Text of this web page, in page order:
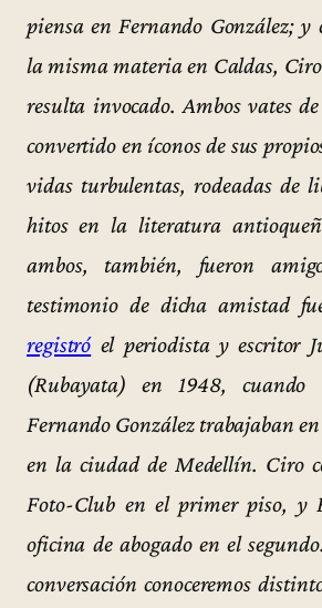
piensa en Fernando González; y
la misma materia en Caldas,
resulta invocado. Ambos vates
convertido en íconos de sus
vidas turbulentas, rodeadas de
hitos en la literatura
ambos, también, fueron
testimonio de dicha amistad
registróel periodista y escritor
(Rubayata) en 1948,
Fernando González trabajaban
en la ciudad de Medellín. Ciro
Foto-Club en el primer piso, y
oficina de abogado en el
conversación conoceremos